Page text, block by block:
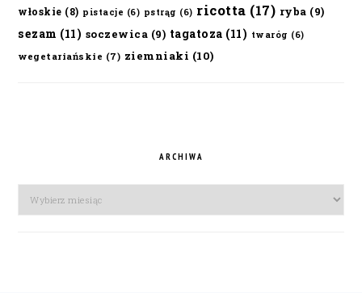
włoskie (8) pistacje (6) pstrąg (6) ricotta (17) ryba (9)
sezam (11) soczewica (9) tagatoza (11) twaróg (6)
wegetariańskie (7) ziemniaki (10)
ARCHIWA
Archiwa